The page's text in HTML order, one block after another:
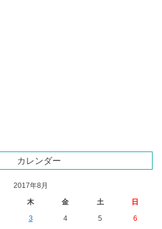
カレンダー
2017年8月
木 金 土
日
3 4 5
6